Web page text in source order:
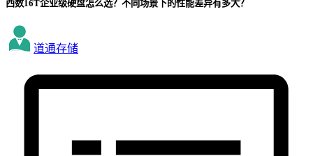
西数16T企业级硬盘怎么选？不同场景下的性能差异有多大？
道通存储